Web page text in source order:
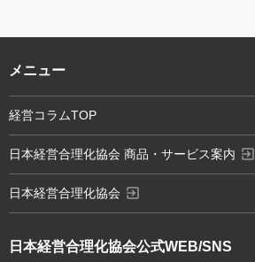
日本経営合理化協会公式WEB/SNS
メニュー
経営コラムTOP
日本経営合理化協会 商品・サービス案内 exit_to_app
日本経営合理化協会 exit_to_app